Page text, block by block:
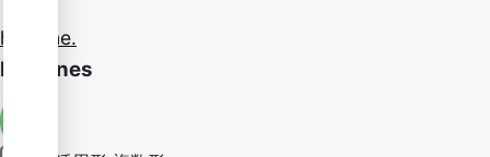
hygiene.
hygienes